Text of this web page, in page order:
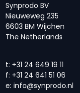
Synprodo BV
Nieuweweg 235
6603 BM Wijchen
The Netherlands
t: +31 24 649 19 11
f: +31 24 641 51 06
e: info@synprodo.nl